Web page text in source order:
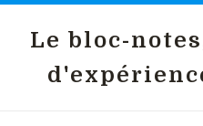
Le bloc-